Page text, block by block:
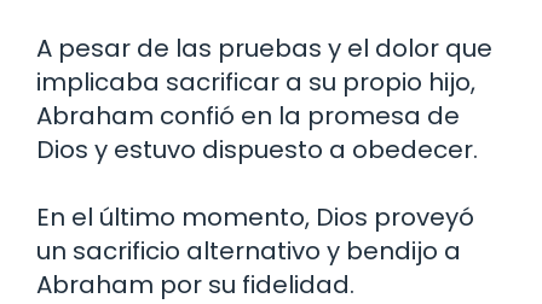
A pesar de las pruebas y el dolor que
implicaba sacrificar a su propio hijo,
Abraham confió en la promesa de
Dios y estuvo dispuesto a obedecer.
En el último momento, Dios proveyó
un sacrificio alternativo y bendijo a
Abraham por su fidelidad.